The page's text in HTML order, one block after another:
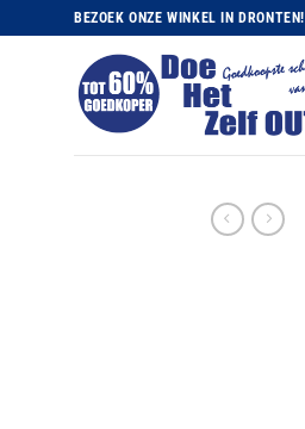
naar
BEZOEK ONZE WINKEL IN DRONTEN!